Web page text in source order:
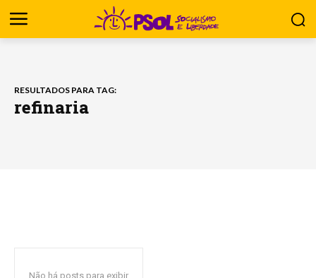
RESULTADOS PARA TAG:
refinaria
Não há posts para exibir